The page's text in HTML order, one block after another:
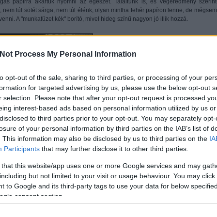
Process My Personal Information
opt-out of the sale, sharing to third parties, or processing of your
for targeted advertising by us, please use the below opt-out
selection. Please note that after your opt-out request is processed
interest-based ads based on personal information utilized by us
to third parties prior to your opt-out. You may separately
of your personal information by third parties on the IAB’s list of
This information may also be disclosed by us to third parties on the
Participants that may further disclose it to other third parties.
that this website/app uses one or more Google services and may
but not limited to your visit or usage behaviour. You may
to Google and its third-party tags to use your data for below
consent section.
papírra akartuk nyomni az egészet. Találtunk is, és végeredmény
túl sötét sárga, nem túl élénk, olyan mintha fehér papíron lenne, de
A "munkafüzet kék" borító, mivel hideg színű nagyon jó illik hozzá.
össze hozzá az alkotótársakat? Hogyan ment a közös munka, mi alapján
megkötések, de legalább legyen valami laza konceptje minden
Az 5. szám többé kevésbé a "metamorfózis" koncepcióban készült el. Ott
által rajzolt, totálisan más témájú scifi képregénybe nyúlt át. A 6. számnál
és ötletelésnél felvetődött a gyerekkorunkban forgatottAblak-Zsiráflexikon,
mondatos definíciókkal ellátott, magyar ábécé által felosztott kiadvány. Ettől
mindenkinek. A betűket random szerűen kaptuk meg Self2-tól, először
a betűket az azt birtoklók vagy teljes egészében visszaadták vagy részben
dolgoztak az MKA tagok is (Felvidéki, Lanczinger, Fritz), akiket én hívtam